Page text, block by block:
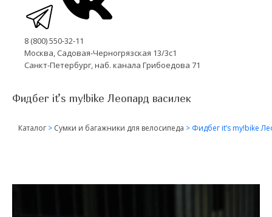
8 (800) 550-32-11
Москва, Садовая-Черногрязская 13/3с1
Санкт-Петербург, наб. канала Грибоедова 71
Фидбег it’s my!bike Леопард василек
Каталог > Сумки и багажники для велосипеда > Фидбег it’s my!bike